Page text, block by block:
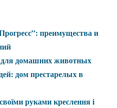
преимущества и
домашних животных
дом престарелых в
руками креслення і